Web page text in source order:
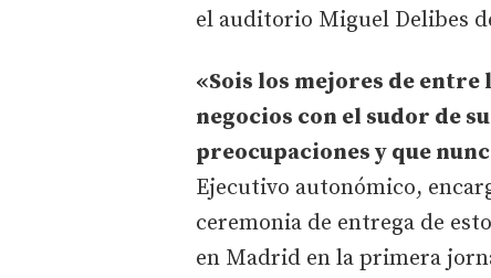
el auditorio Miguel Delibes
«Sois los mejores de
negocios con el sudor de
preocupaciones y que
Ejecutivo autonómico,
ceremonia de entrega de
en Madrid en la primera